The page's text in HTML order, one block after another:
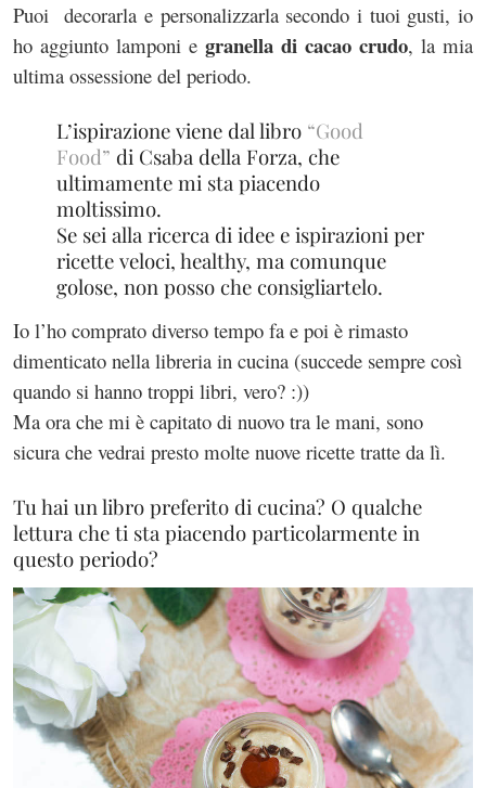
Puoi decorarla e personalizzarla secondo i tuoi gusti, io
ho aggiunto lamponi e granella di cacao crudo, la mia
ultima ossessione del periodo.
L’ispirazione viene dal libro “Good
Food” di Csaba della Forza, che
ultimamente mi sta piacendo
moltissimo.
Se sei alla ricerca di idee e ispirazioni per
ricette veloci, healthy, ma comunque
golose, non posso che consigliartelo.
Io l’ho comprato diverso tempo fa e poi è rimasto
dimenticato nella libreria in cucina (succede sempre così
quando si hanno troppi libri, vero? :))
Ma ora che mi è capitato di nuovo tra le mani, sono
sicura che vedrai presto molte nuove ricette tratte da lì.
Tu hai un libro preferito di cucina? O qualche
lettura che ti sta piacendo particolarmente in
questo periodo?